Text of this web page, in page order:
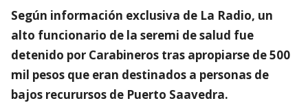
Según información exclusiva de La Radio, un
alto funcionario de la seremi de salud fue
detenido por Carabineros tras apropiarse de 500
mil pesos que eran destinados a personas de
bajos recurursos de Puerto Saavedra.